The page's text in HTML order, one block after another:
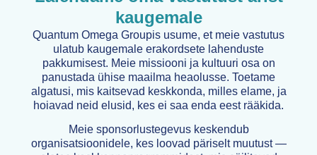
kaugemale
Quantum Omega Groupis usume, et meie vastutus
ulatub kaugemale erakordsete lahenduste
pakkumisest. Meie missiooni ja kultuuri osa on
panustada ühise maailma heaolusse. Toetame
algatusi, mis kaitsevad keskkonda, milles elame, ja
hoiavad neid elusid, kes ei saa enda eest rääkida.
Meie sponsorlustegevus keskendub
organisatsioonidele, kes loovad päriselt muutust —